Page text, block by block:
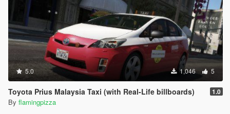
5.0 1,046 5
Toyota Prius Malaysia Taxi (with Real-Life billboards) 1.0
By flamingpizza